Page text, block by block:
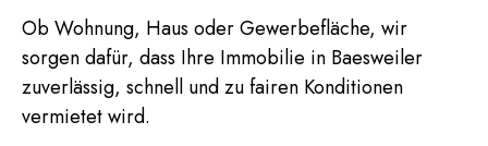
Ob Wohnung, Haus oder Gewerbefläche, wir
sorgen dafür, dass Ihre Immobilie in Baesweiler
zuverlässig, schnell und zu fairen Konditionen
vermietet wird.